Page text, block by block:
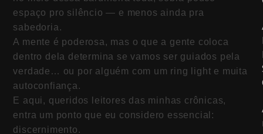
espaço pro silêncio — e menos ainda pra
sabedoria.
A mente é poderosa, mas o que a gente coloca
dentro dela determina se vamos ser guiados pela
verdade… ou por alguém com um ring light e muita
autoconfiança.
E aqui, queridos leitores das minhas crônicas,
entra um ponto que eu considero essencial:
discernimento.